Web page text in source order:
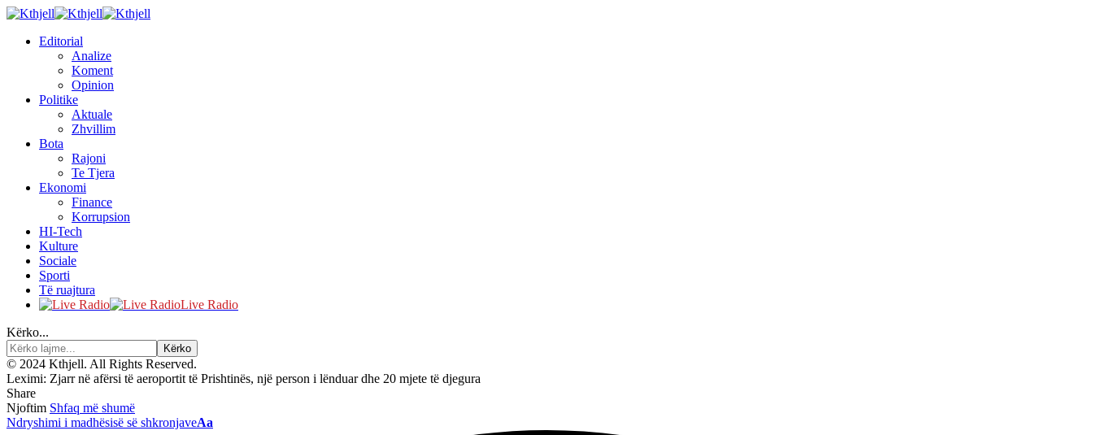
Editorial
Analize
Koment
Opinion
Politike
Aktuale
Zhvillim
Bota
Rajoni
Te Tjera
Ekonomi
Finance
Korrupsion
HI-Tech
Kulture
Sociale
Sporti
Të ruajtura
Live Radio
Kërko...
© 2024 Kthjell. All Rights Reserved.
Leximi: Zjarr në afërsi të aeroportit të Prishtinës, një person i lënduar dhe 20 mjete të djegura
Share
Njoftim Shfaq më shumë
Ndryshimi i madhësisë së shkronjaveAa